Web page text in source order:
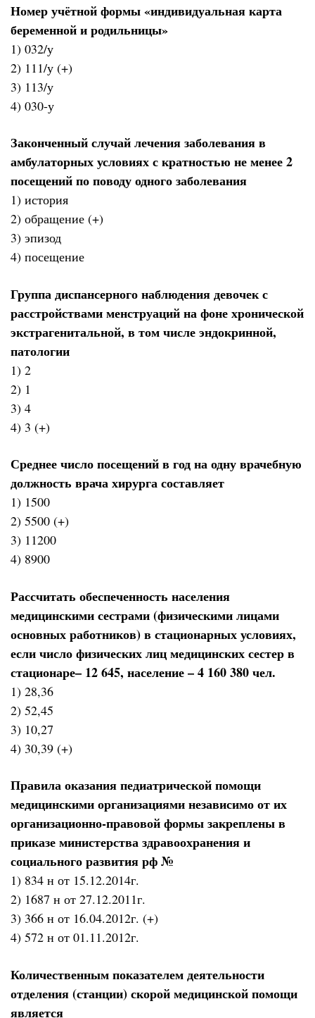
Номер учётной формы «индивидуальная карта
беременной и родильницы»
1) 032/у
2) 111/у (+)
3) 113/у
4) 030-у
Законченный случай лечения заболевания в
амбулаторных условиях с кратностью не менее 2
посещений по поводу одного заболевания
1) история
2) обращение (+)
3) эпизод
4) посещение
Группа диспансерного наблюдения девочек с
расстройствами менструаций на фоне хронической
экстрагенитальной, в том числе эндокринной,
патологии
1) 2
2) 1
3) 4
4) 3 (+)
Среднее число посещений в год на одну врачебную
должность врача хирурга составляет
1) 1500
2) 5500 (+)
3) 11200
4) 8900
Рассчитать обеспеченность населения
медицинскими сестрами (физическими лицами
основных работников) в стационарных условиях,
если число физических лиц медицинских сестер в
стационаре– 12 645, население – 4 160 380 чел.
1) 28,36
2) 52,45
3) 10,27
4) 30,39 (+)
Правила оказания педиатрической помощи
медицинскими организациями независимо от их
организационно-правовой формы закреплены в
приказе министерства здравоохранения и
социального развития рф №
1) 834 н от 15.12.2014г.
2) 1687 н от 27.12.2011г.
3) 366 н от 16.04.2012г. (+)
4) 572 н от 01.11.2012г.
Количественным показателем деятельности
отделения (станции) скорой медицинской помощи
является